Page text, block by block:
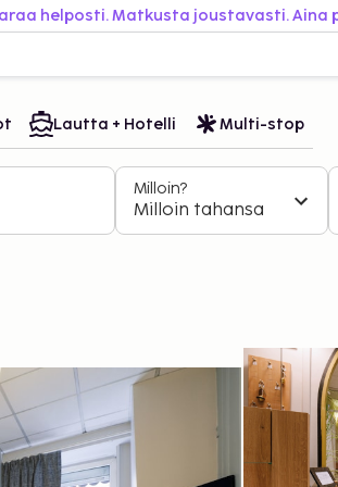
helposti. Matkusta joustavasti. Aina
Lautta + Hotelli Multi-stop
Milloin?
Milloin tahansa